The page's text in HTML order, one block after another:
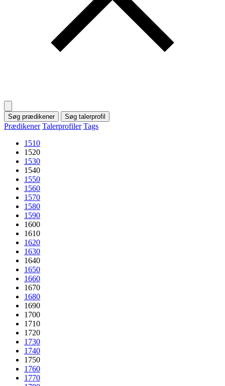
Søg prædikener Søg talerprofil
Prædikener Talerprofiler Tags
1510
1520
1530
1540
1550
1560
1570
1580
1590
1600
1610
1620
1630
1640
1650
1660
1670
1680
1690
1700
1710
1720
1730
1740
1750
1760
1770